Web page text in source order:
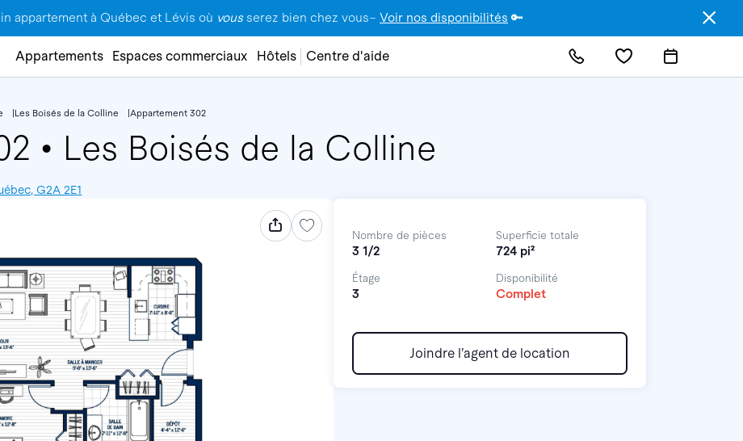
appartement à Québec et Lévis où vous serez bien chez vous– Voir nos disponibilités 🔑
Appartements Espaces commerciaux Hôtels Centre d'aide
Les Boisés de la Colline Appartement 302
• Les Boisés de la Colline
G2A 2E1
Nombre de pièces
3 1/2
Superficie totale
724 pi²
Étage
3
Disponibilité
Complet
Joindre l’agent de location